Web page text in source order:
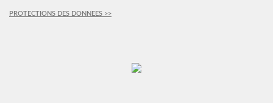
PROTECTIONS DES DONNEES >>